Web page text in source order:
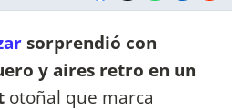
sorprendió con
y aires retro en un
otoñal que marca